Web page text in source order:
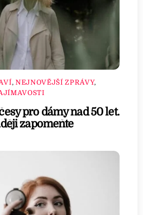
, NEJNOVĚJŠÍ ZPRÁVY,
pro dámy nad 50 let.
zapomeňte